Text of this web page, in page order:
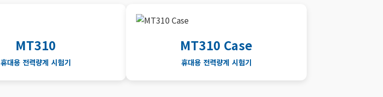
MT310
휴대용 전력량계 시험기
MT310 Case
휴대용 전력량계 시험기